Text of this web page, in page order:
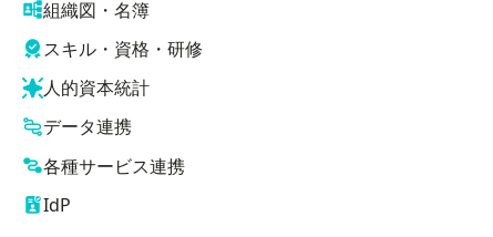
組織図・名簿
スキル・資格・研修
人的資本統計
データ連携
各種サービス連携
IdP